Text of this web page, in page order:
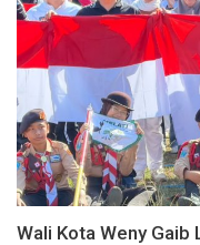
Wali Kota Weny Gaib